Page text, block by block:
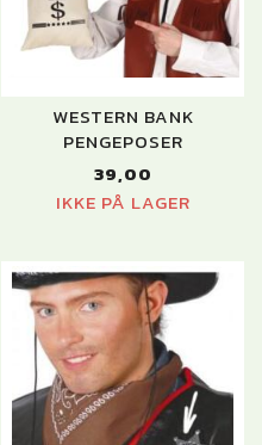
WESTERN BANK
PENGEPOSER
39,00
IKKE PÅ LAGER